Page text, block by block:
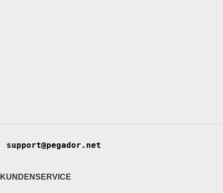
support@pegador.net
KUNDENSERVICE